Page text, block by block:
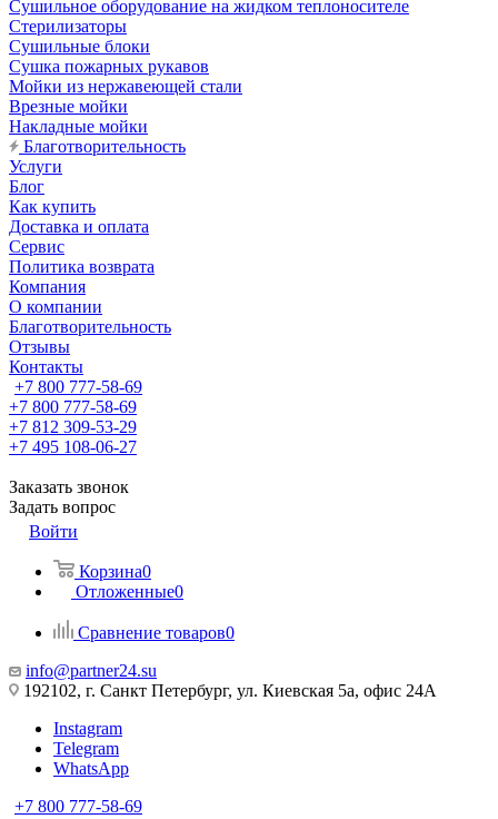
Сушильное оборудование на жидком теплоносителе
Стерилизаторы
Сушильные блоки
Сушка пожарных рукавов
Мойки из нержавеющей стали
Врезные мойки
Накладные мойки
Благотворительность
Услуги
Блог
Как купить
Доставка и оплата
Сервис
Политика возврата
Компания
О компании
Благотворительность
Отзывы
Контакты
+7 800 777-58-69
+7 800 777-58-69
+7 812 309-53-29
+7 495 108-06-27
Заказать звонок
Задать вопрос
Войти
Корзина0
Отложенные0
Сравнение товаров0
info@partner24.su
192102, г. Санкт Петербург, ул. Киевская 5а, офис 24А
Instagram
Telegram
WhatsApp
+7 800 777-58-69